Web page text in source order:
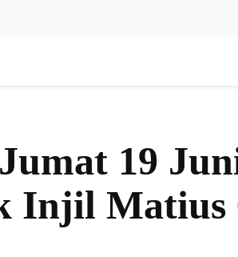
19
Injil Matius